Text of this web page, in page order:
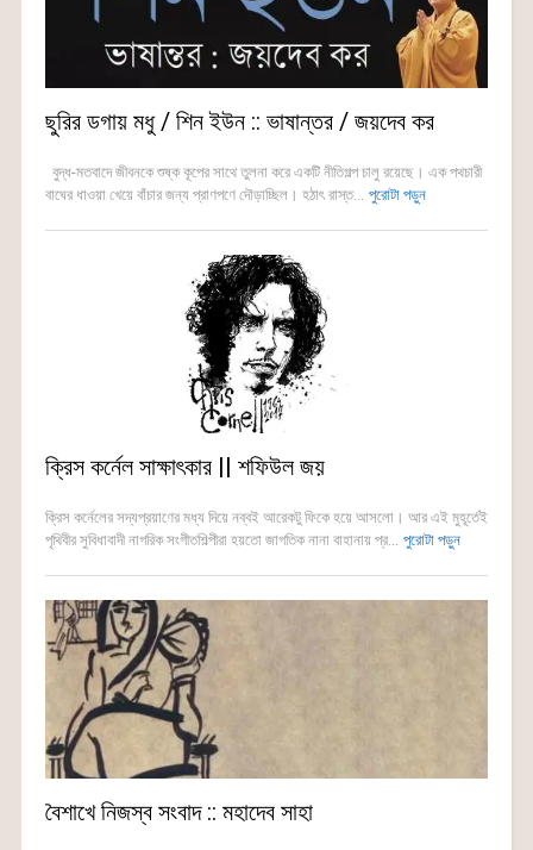
ছুরির ডগায় মধু / শিন ইউন :: ভাষান্তর / জয়দেব কর
বুদ্ধ-মতবাদে জীবনকে শুষ্ক কূপের সাথে তুলনা করে একটি নীতিগল্প চালু রয়েছে। এক পথচারী
বাঘের ধাওয়া খেয়ে বাঁচার জন্য প্রাণপণে দৌড়াচ্ছিল। হঠাৎ রাস্ত... পুরোটা পড়ুন
ক্রিস কর্নেল সাক্ষাৎকার || শফিউল জয়
ক্রিস কর্নেলের সদ্যপ্রয়াণের মধ্য দিয়ে নব্বই আরেকটু ফিকে হয়ে আসলো। আর এই মুহূর্তেই
পৃথিবীর সুবিধাবাদী নাগরিক সংগীতশিল্পীরা হয়তো জাগতিক নানা বাহানায় প্র... পুরোটা পড়ুন
বৈশাখে নিজস্ব সংবাদ :: মহাদেব সাহা